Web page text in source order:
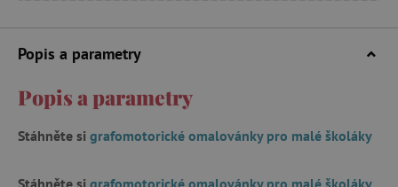
Popis a parametry
Popis a parametry
Stáhněte si grafomotorické omalovánky pro malé školáky
Stáhněte si grafomotorické omalovánky pro malé školáky